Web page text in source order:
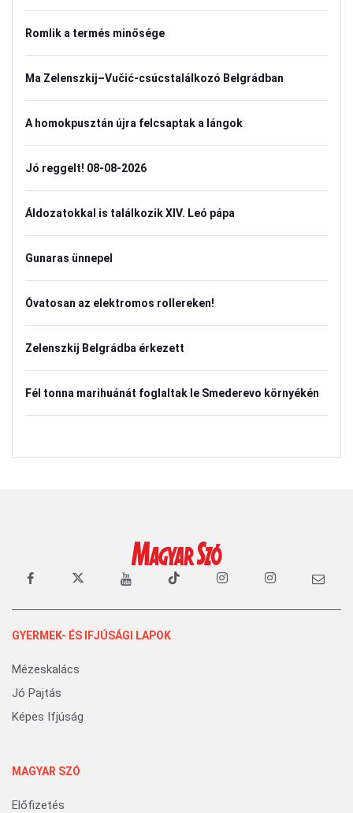
Romlik a termés minősége
Ma Zelenszkij–Vučić-csúcstalálkozó Belgrádban
A homokpusztán újra felcsaptak a lángok
Jó reggelt! 08-08-2026
Áldozatokkal is találkozik XIV. Leó pápa
Gunaras ünnepel
Óvatosan az elektromos rollereken!
Zelenszkij Belgrádba érkezett
Fél tonna marihuánát foglaltak le Smederevo környékén
GYERMEK- ÉS IFJÚSÁGI LAPOK
Mézeskalács
Jó Pajtás
Képes Ifjúság
MAGYAR SZÓ
Előfizetés